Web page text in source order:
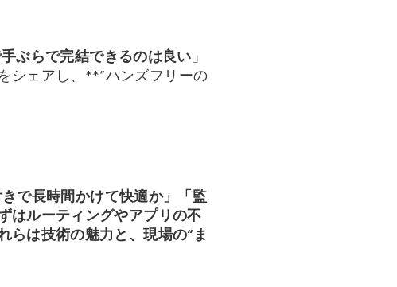
ぶらで完結できるのは良い 」
シェアし、**“ハンズフリーの
で長時間かけて快適か」「監
ずはルーティングやアプリの不
らは技術の魅力と、現場の“ま